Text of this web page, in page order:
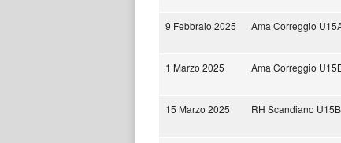
9 Febbraio 2025 Ama Correggio
1 Marzo 2025 Ama Correggio
15 Marzo 2025 RH Scandiano